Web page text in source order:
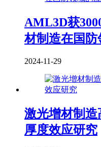
AML3D获
材制造在国防
2024-11-29
激光增材制
厚度效应研究